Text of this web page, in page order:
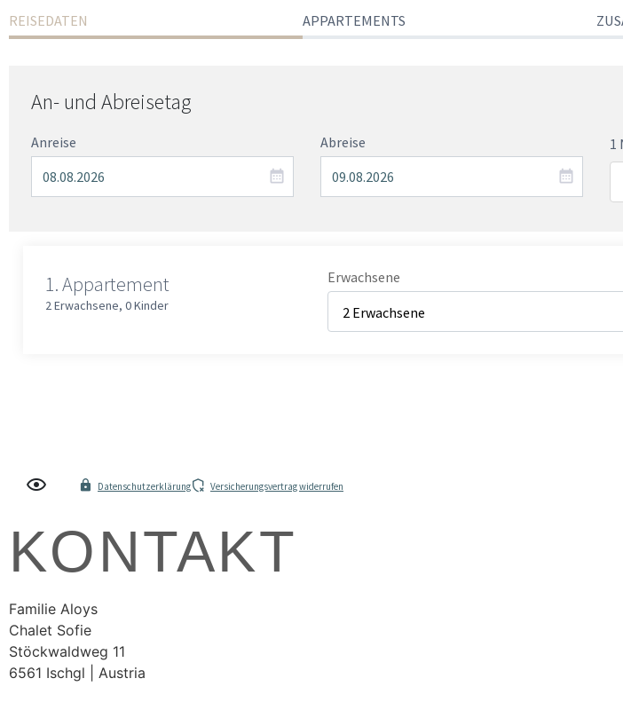
REISEDATEN APPARTEMENTS
An- und Abreisetag
Anreise Abreise 1
1.Appartement
2 Erwachsene, 0 Kinder
Erwachsene
Datenschutzerklärung Versicherungsvertrag widerrufen
KONTAKT
Familie Aloys
Chalet Sofie
Stöckwaldweg 11
6561 Ischgl | Austria